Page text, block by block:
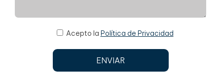
Acepto la Política de Privacidad